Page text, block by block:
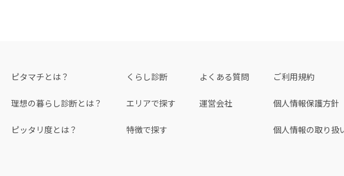
ピタマチとは？
理想の暮らし診断とは？
ピッタリ度とは？
くらし診断
エリアで探す
特徴で探す
よくある質問
運営会社
ご利用規約
個人情報保護方針
個人情報の取り扱